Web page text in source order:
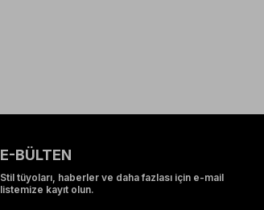
E-BÜLTEN
Stil tüyoları, haberler ve daha fazlası için e-mail
listemize kayıt olun.